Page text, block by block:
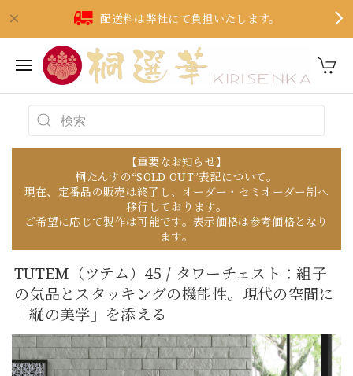
配送料は弊社にて負担いたします。
【重要なお知らせ】
桐たんすの“SOLD OUT”表記について。
現在、定番品の販売は終了し、オーダー・セミオーダー制へ
移行しております。
ご希望に応じて製作は可能です。表示価格は参考価格となり
ます。
TUTEM（ツテム）45 / タワーチェスト：組子
の気品とスタッキングの機能性。現代の空間に
「縦の美学」を添える